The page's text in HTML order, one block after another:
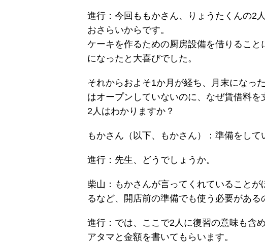
進行：今回ももかさん、りょうたくんの2
おさらいからです。
ケーキを作るための厨房設備を借りるこ
になったと大喜びでした。
それからおよそ1か月が経ち、月末になっ
はオープンしていないのに、なぜ賃借料を
2人はわかりますか？
もかさん（以下、もかさん）：準備をして
進行：先生、どうでしょうか。
柴山：もかさんが言ってくれていること
るなど、開店前の準備でも使う必要がある
進行：では、ここで2人に復習の意味も含
アタマと金額を書いてもらいます。